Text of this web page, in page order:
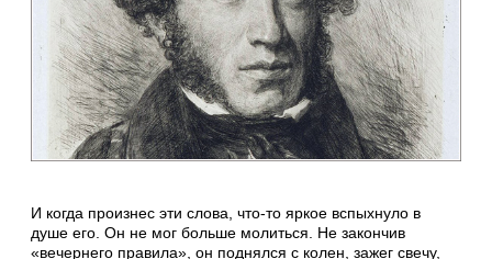
И когда произнес эти слова, что-то яркое вспыхнуло в
душе его. Он не мог больше молиться. Не закончив
«вечернего правила», он поднялся с колен, зажег свечу,